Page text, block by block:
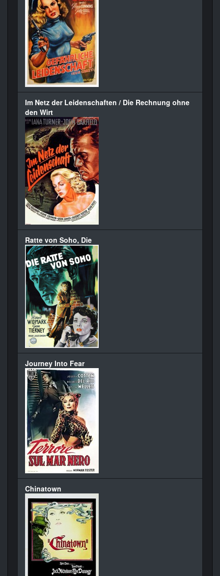
Im Netz der Leidenschaften / Die Rechnung ohne
den Wirt
Ratte von Soho, Die
Journey Into Fear
Chinatown